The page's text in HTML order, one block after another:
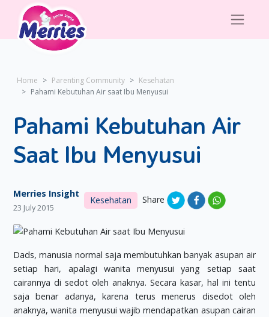
Home Parenting Community
Kesehatan
Pahami Kebutuhan Air saat Ibu Menyusui
Pahami Kebutuhan Air
Saat Ibu Menyusui
Merries Insight
23 July 2015
Kesehatan Share
Dads, manusia normal saja membutuhkan banyak asupan air
setiap hari, apalagi wanita menyusui yang setiap saat
cairannya di sedot oleh anaknya. Secara kasar, hal ini tentu
saja benar adanya, karena terus menerus disedot oleh
anaknya, wanita menyusui wajib mendapatkan asupan cairan